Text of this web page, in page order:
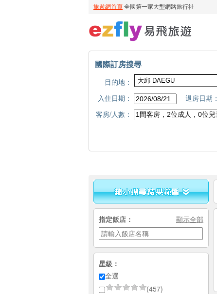
國際訂房搜尋
目的地：
入住日期：
退房日期：
客房/人數：
指定飯店： 顯示全部
星級：
全選
(457)